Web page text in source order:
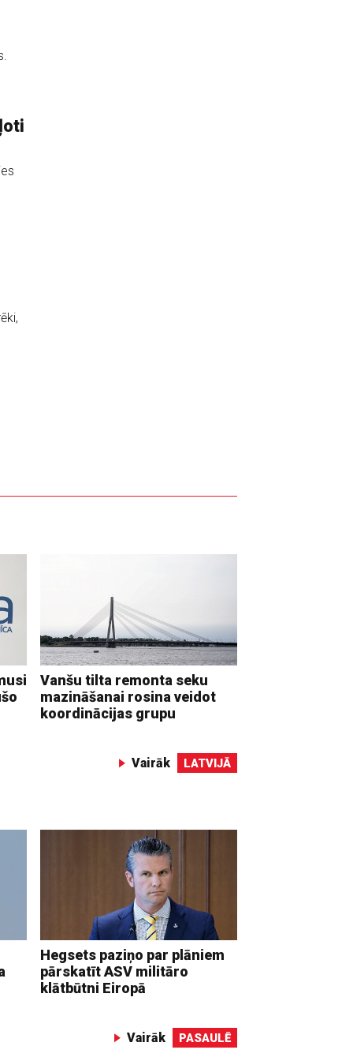
Vanšu tilta remonta seku
mazināšanai rosina veidot
koordinācijas grupu
Vairāk LATVIJĀ
Hegsets paziņo par plāniem
pārskatīt ASV militāro
klātbūtni Eiropā
Vairāk PASAULĒ